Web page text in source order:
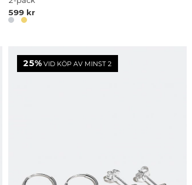
599 kr
25% VID KÖP AV MINST 2